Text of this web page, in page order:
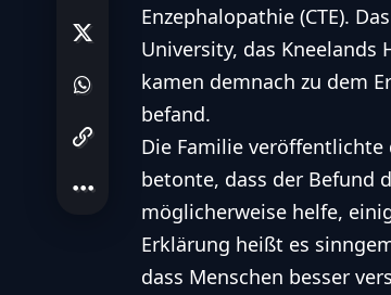
Enzephalopathie (CTE).
University, das Kneelands
kamen demnach zu dem
befand.
Die Familie veröffentlichte
betonte, dass der Befund
möglicherweise helfe,
Erklärung heißt es
dass Menschen besser